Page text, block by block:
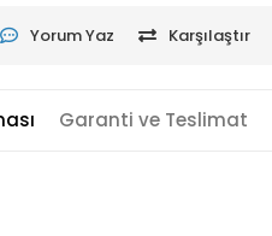
Yorum Yaz Karşılaştır
Garanti ve Teslimat